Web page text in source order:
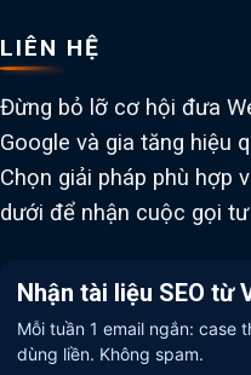
LIÊN HỆ
Đừng bỏ lỡ cơ hội đưa
Google và gia tăng hiệu
Chọn giải pháp phù hợp
dưới để nhận cuộc gọi
Nhận tài liệu SEO từ
Mỗi tuần 1 email ngắn: case
dùng liền. Không spam.